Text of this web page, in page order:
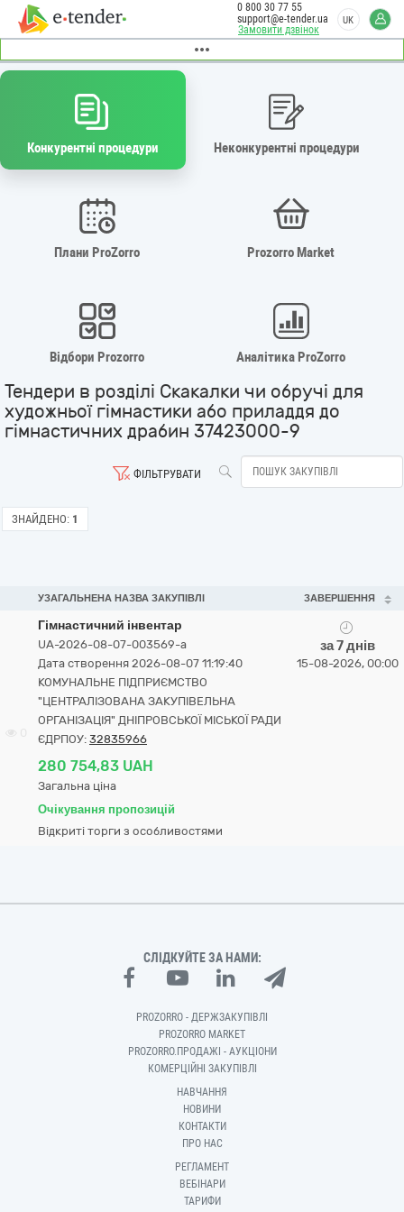
Замовити дзвінок
0 800 30 77 55
support@e-tender.ua
UK
Конкурентні процедури Неконкурентні процедури
Плани ProZorro Prozorro Market
Відбори Prozorro Аналітика ProZorro
Тендери в розділі Скакалки чи обручі для
художньої гімнастики або приладдя до
гімнастичних драбин 37423000-9
ФІЛЬТРУВАТИ
ЗНАЙДЕНО: 1
УЗАГАЛЬНЕНА НАЗВА ЗАКУПІВЛІ ЗАВЕРШЕННЯ
Гімнастичний інвентар
UA-2026-08-07-003569-a
Дата створення 2026-08-07 11:19:40
КОМУНАЛЬНЕ ПІДПРИЄМСТВО
"ЦЕНТРАЛІЗОВАНА ЗАКУПІВЕЛЬНА
ОРГАНІЗАЦІЯ" ДНІПРОВСЬКОЇ МІСЬКОЇ РАДИ
ЄДРПОУ: 32835966
280 754,83 UAH
Загальна ціна
Очікування пропозицій
Відкриті торги з особливостями
за 7 днів
15-08-2026, 00:00
СЛІДКУЙТЕ ЗА НАМИ:
PROZORRO - ДЕРЖЗАКУПІВЛІ
PROZORRO MARKET
PROZORRO.ПРОДАЖІ - АУКЦІОНИ
КОМЕРЦІЙНІ ЗАКУПІВЛІ
НАВЧАННЯ
НОВИНИ
КОНТАКТИ
ПРО НАС
РЕГЛАМЕНТ
ВЕБІНАРИ
ТАРИФИ